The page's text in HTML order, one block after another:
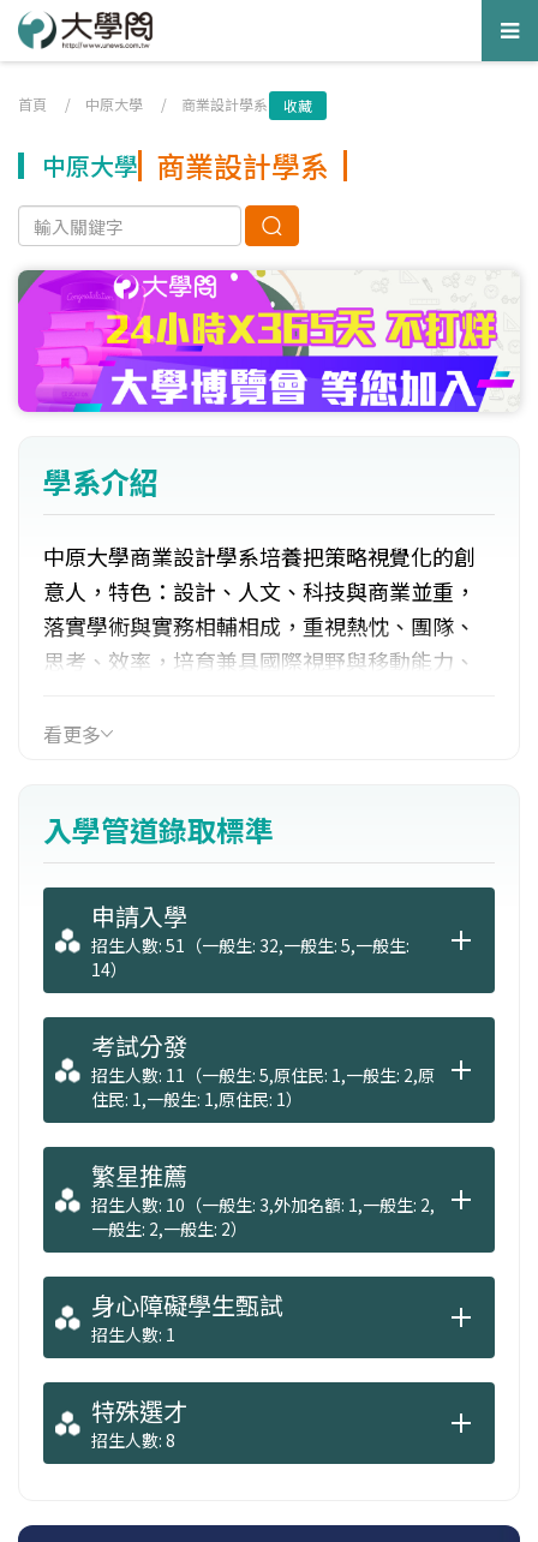
首頁 / 中原大學 / 商業設計學系 收藏
中原大學 商業設計學系
學系介紹
中原大學商業設計學系培養把策略視覺化的創
意人，特色：設計、人文、科技與商業並重，
落實學術與實務相輔相成，重視熱忱、團隊、
思考、效率，培育兼具國際視野與移動能力、
才。 出路：平面設計、編輯出版、影音傳播、
業。
看更多
入學管道錄取標準
申請入學
招生人數: 51（一般生: 32,一般生: 5,一般生:
14）
考試分發
招生人數: 11（一般生: 5,原住民: 1,一般生: 2,原
住民: 1,一般生: 1,原住民: 1）
繁星推薦
招生人數: 10（一般生: 3,外加名額: 1,一般生: 2,
一般生: 2,一般生: 2）
身心障礙學生甄試
招生人數: 1
特殊選才
招生人數: 8